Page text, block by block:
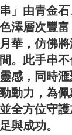
」由青金
澤層次豐
華，仿佛
。此手串
感，同時滙
動力，為
全方位守
與成功。